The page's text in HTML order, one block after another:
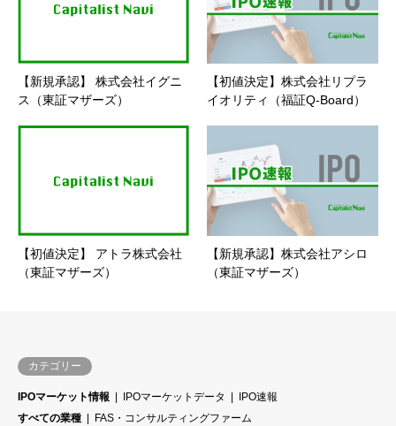
【新規承認】 株式会社イグニ
ス（東証マザーズ）
【初値決定】株式会社リプラ
イオリティ（福証Q-Board）
【初値決定】 アトラ株式会社
（東証マザーズ）
【新規承認】株式会社アシロ
（東証マザーズ）
カテゴリー
IPOマーケット情報 IPOマーケットデータ
IPO速報
すべての業種
FAS・コンサルティングファーム